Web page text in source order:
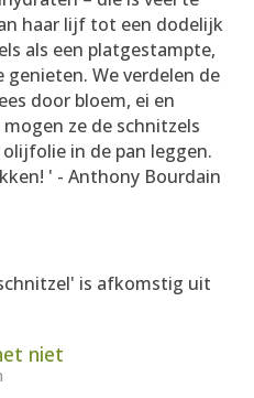
haar lijf tot een dodelijk
als een platgestampte,
We verdelen de
door bloem, ei en
ze de schnitzels
in de pan leggen.
' - Anthony Bourdain
is afkomstig uit
niet